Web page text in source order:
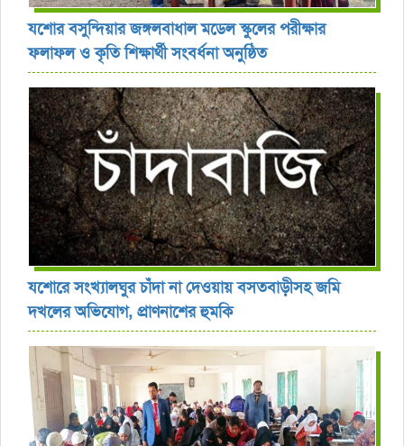
যশোর বসুন্দিয়ার জঙ্গলবাধাল মডেল স্কুলের পরীক্ষার
ফলাফল ও কৃতি শিক্ষার্থী সংবর্ধনা অনুষ্ঠিত
যশোরে সংখ্যালঘুর চাঁদা না দেওয়ায় বসতবাড়ীসহ জমি
দখলের অভিযোগ, প্রাণনাশের হুমকি